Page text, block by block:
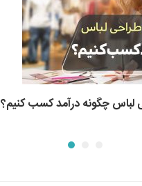
لباس چگونه درآمد کسب کنیم؟